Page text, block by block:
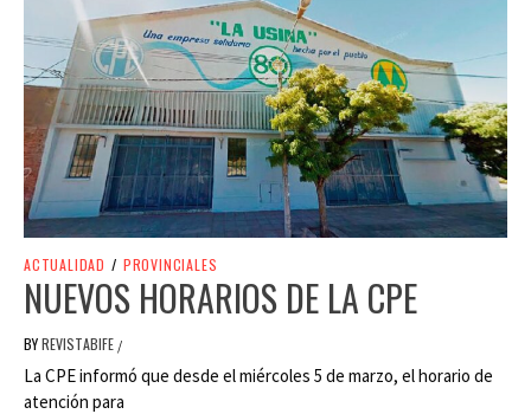
ACTUALIDAD / PROVINCIALES
NUEVOS HORARIOS DE LA CPE
BYREVISTABIFE /
La CPE informó que desde el miércoles 5 de marzo, el horario de
atención para